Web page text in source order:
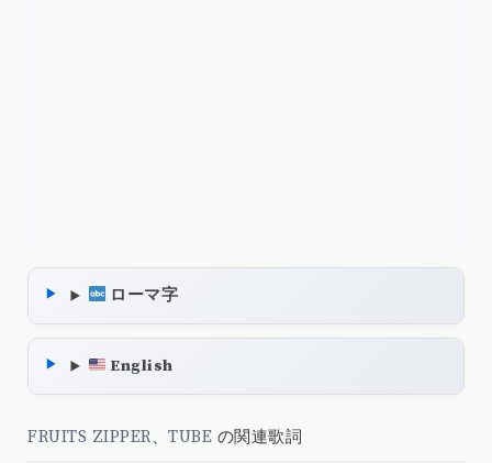
ローマ字
English
FRUITS ZIPPER、 TUBE の関連歌詞